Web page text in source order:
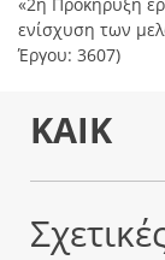
ενίσχυση των
Έργου: 3607)
KAIK